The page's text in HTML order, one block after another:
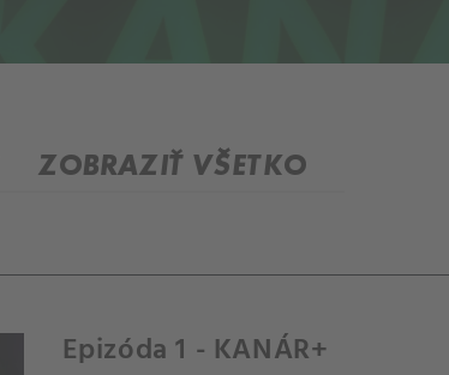
ZOBRAZIŤ VŠETKO
Epizóda 1 - KANÁR+